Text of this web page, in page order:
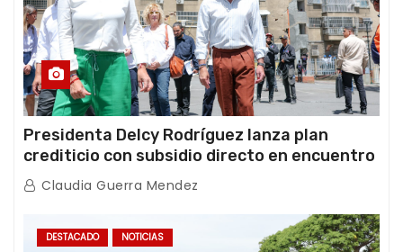
Presidenta Delcy Rodríguez lanza plan
crediticio con subsidio directo en encuentro
con Juntas de Condominio
Claudia Guerra Mendez
DESTACADO NOTICIAS